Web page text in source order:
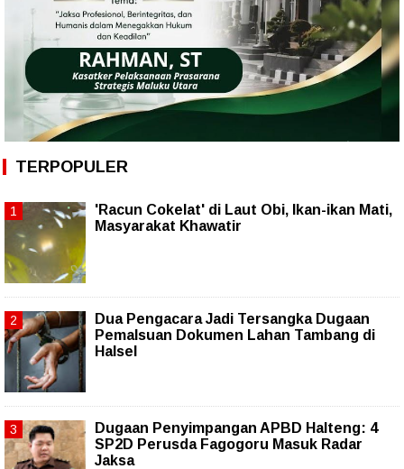
TERPOPULER
'Racun Cokelat' di Laut Obi, Ikan-ikan Mati,
Masyarakat Khawatir
Dua Pengacara Jadi Tersangka Dugaan
Pemalsuan Dokumen Lahan Tambang di
Halsel
Dugaan Penyimpangan APBD Halteng: 4
SP2D Perusda Fagogoru Masuk Radar
Jaksa